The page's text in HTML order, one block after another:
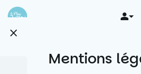
Aller
au
principal
close
Mentions